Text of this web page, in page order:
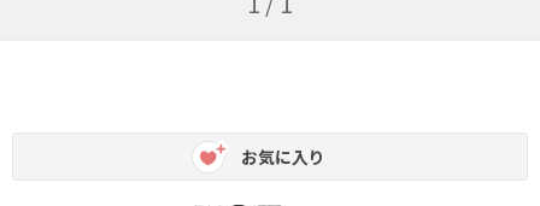
お気に入り